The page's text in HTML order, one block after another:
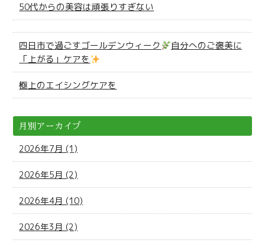
50代からの美容は頑張りすぎない
四日市で過ごすゴールデンウィーク
自分へのご褒美に
「上がる」ケアを
極上のエイシングケアを
月別アーカイブ
2026年7月 (1)
2026年5月 (2)
2026年4月 (10)
2026年3月 (2)